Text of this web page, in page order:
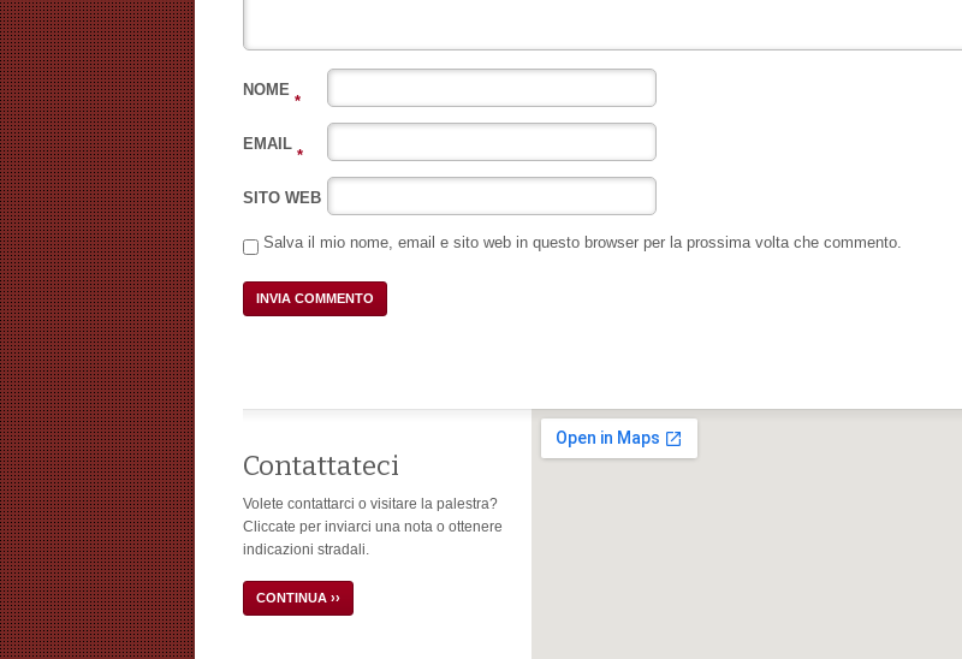
NOME
*
EMAIL
*
SITO WEB
Salva il mio nome, email e sito web in questo browser per la prossima volta che commento.
Contattateci
Volete contattarci o visitare la palestra?
Cliccate per inviarci una nota o ottenere
indicazioni stradali.
CONTINUA ››